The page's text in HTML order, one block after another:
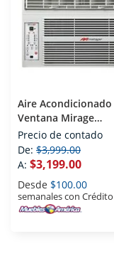
Aire Acondicionado
Ventana Mirage
MACC0511N 1/2
115 V Solo Frio
Precio de contado
De: $3,999.00
A: $3,199.00
Desde $100.00
semanales con Crédito